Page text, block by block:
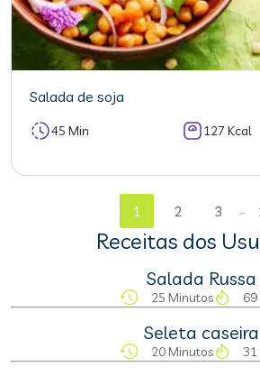
Salada de soja
45 Min 127 Kcal
1 2 3 ...
Receitas dos
Salada Russa
25 Minutos 69
Seleta caseira
20 Minutos 31